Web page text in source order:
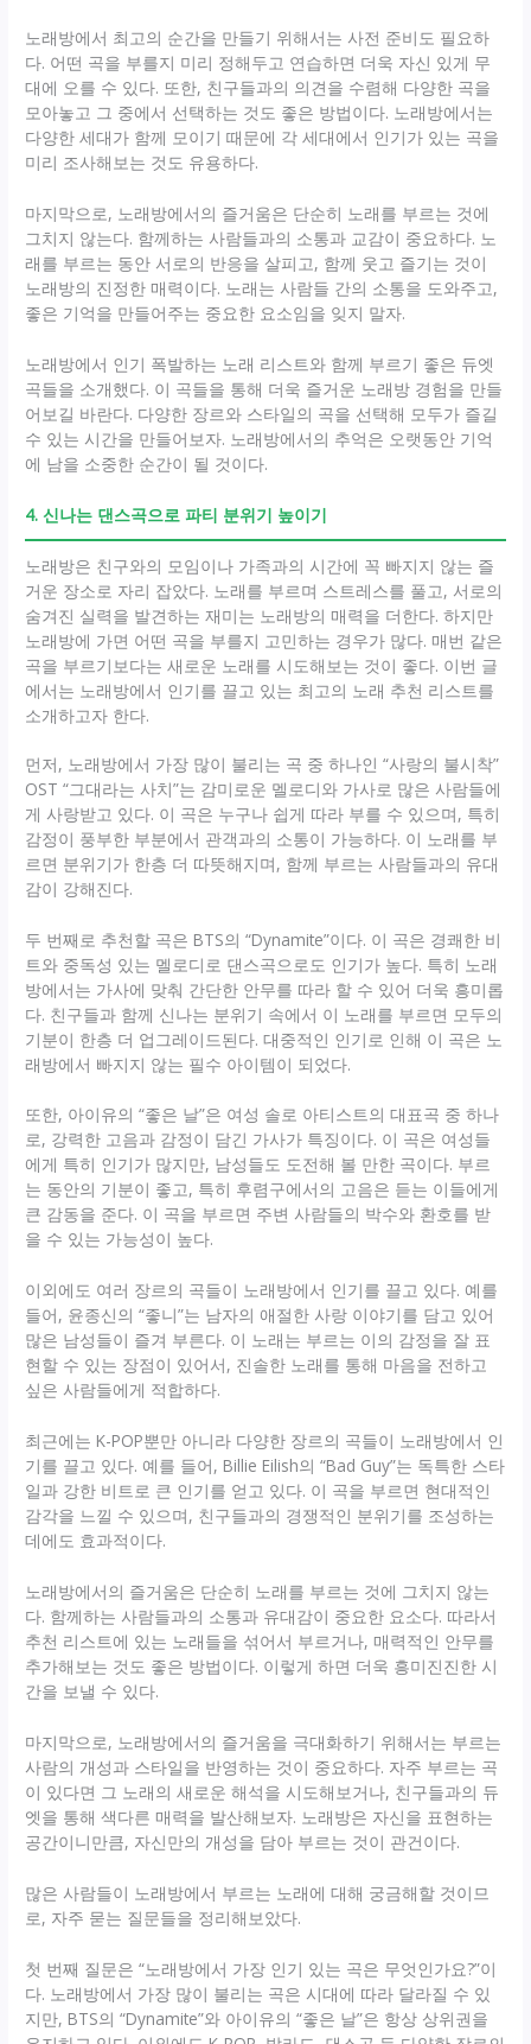
노래방에서 최고의 순간을 만들기 위해서는 사전 준비도 필요하
다. 어떤 곡을 부를지 미리 정해두고 연습하면 더욱 자신 있게 무
대에 오를 수 있다. 또한, 친구들과의 의견을 수렴해 다양한 곡을
모아놓고 그 중에서 선택하는 것도 좋은 방법이다. 노래방에서는
다양한 세대가 함께 모이기 때문에 각 세대에서 인기가 있는 곡을
미리 조사해보는 것도 유용하다.
마지막으로, 노래방에서의 즐거움은 단순히 노래를 부르는 것에
그치지 않는다. 함께하는 사람들과의 소통과 교감이 중요하다. 노
래를 부르는 동안 서로의 반응을 살피고, 함께 웃고 즐기는 것이
노래방의 진정한 매력이다. 노래는 사람들 간의 소통을 도와주고,
좋은 기억을 만들어주는 중요한 요소임을 잊지 말자.
노래방에서 인기 폭발하는 노래 리스트와 함께 부르기 좋은 듀엣
곡들을 소개했다. 이 곡들을 통해 더욱 즐거운 노래방 경험을 만들
어보길 바란다. 다양한 장르와 스타일의 곡을 선택해 모두가 즐길
수 있는 시간을 만들어보자. 노래방에서의 추억은 오랫동안 기억
에 남을 소중한 순간이 될 것이다.
4. 신나는 댄스곡으로 파티 분위기 높이기
노래방은 친구와의 모임이나 가족과의 시간에 꼭 빠지지 않는 즐
거운 장소로 자리 잡았다. 노래를 부르며 스트레스를 풀고, 서로의
숨겨진 실력을 발견하는 재미는 노래방의 매력을 더한다. 하지만
노래방에 가면 어떤 곡을 부를지 고민하는 경우가 많다. 매번 같은
곡을 부르기보다는 새로운 노래를 시도해보는 것이 좋다. 이번 글
에서는 노래방에서 인기를 끌고 있는 최고의 노래 추천 리스트를
소개하고자 한다.
먼저, 노래방에서 가장 많이 불리는 곡 중 하나인 “사랑의 불시착”
OST “그대라는 사치”는 감미로운 멜로디와 가사로 많은 사람들에
게 사랑받고 있다. 이 곡은 누구나 쉽게 따라 부를 수 있으며, 특히
감정이 풍부한 부분에서 관객과의 소통이 가능하다. 이 노래를 부
르면 분위기가 한층 더 따뜻해지며, 함께 부르는 사람들과의 유대
감이 강해진다.
두 번째로 추천할 곡은 BTS의 “Dynamite”이다. 이 곡은 경쾌한 비
트와 중독성 있는 멜로디로 댄스곡으로도 인기가 높다. 특히 노래
방에서는 가사에 맞춰 간단한 안무를 따라 할 수 있어 더욱 흥미롭
다. 친구들과 함께 신나는 분위기 속에서 이 노래를 부르면 모두의
기분이 한층 더 업그레이드된다. 대중적인 인기로 인해 이 곡은 노
래방에서 빠지지 않는 필수 아이템이 되었다.
또한, 아이유의 “좋은 날”은 여성 솔로 아티스트의 대표곡 중 하나
로, 강력한 고음과 감정이 담긴 가사가 특징이다. 이 곡은 여성들
에게 특히 인기가 많지만, 남성들도 도전해 볼 만한 곡이다. 부르
는 동안의 기분이 좋고, 특히 후렴구에서의 고음은 듣는 이들에게
큰 감동을 준다. 이 곡을 부르면 주변 사람들의 박수와 환호를 받
을 수 있는 가능성이 높다.
이외에도 여러 장르의 곡들이 노래방에서 인기를 끌고 있다. 예를
들어, 윤종신의 “좋니”는 남자의 애절한 사랑 이야기를 담고 있어
많은 남성들이 즐겨 부른다. 이 노래는 부르는 이의 감정을 잘 표
현할 수 있는 장점이 있어서, 진솔한 노래를 통해 마음을 전하고
싶은 사람들에게 적합하다.
최근에는 K-POP뿐만 아니라 다양한 장르의 곡들이 노래방에서 인
기를 끌고 있다. 예를 들어, Billie Eilish의 “Bad Guy”는 독특한 스타
일과 강한 비트로 큰 인기를 얻고 있다. 이 곡을 부르면 현대적인
감각을 느낄 수 있으며, 친구들과의 경쟁적인 분위기를 조성하는
데에도 효과적이다.
노래방에서의 즐거움은 단순히 노래를 부르는 것에 그치지 않는
다. 함께하는 사람들과의 소통과 유대감이 중요한 요소다. 따라서
추천 리스트에 있는 노래들을 섞어서 부르거나, 매력적인 안무를
추가해보는 것도 좋은 방법이다. 이렇게 하면 더욱 흥미진진한 시
간을 보낼 수 있다.
마지막으로, 노래방에서의 즐거움을 극대화하기 위해서는 부르는
사람의 개성과 스타일을 반영하는 것이 중요하다. 자주 부르는 곡
이 있다면 그 노래의 새로운 해석을 시도해보거나, 친구들과의 듀
엣을 통해 색다른 매력을 발산해보자. 노래방은 자신을 표현하는
공간이니만큼, 자신만의 개성을 담아 부르는 것이 관건이다.
많은 사람들이 노래방에서 부르는 노래에 대해 궁금해할 것이므
로, 자주 묻는 질문들을 정리해보았다.
첫 번째 질문은 “노래방에서 가장 인기 있는 곡은 무엇인가요?”이
다. 노래방에서 가장 많이 불리는 곡은 시대에 따라 달라질 수 있
지만, BTS의 “Dynamite”와 아이유의 “좋은 날”은 항상 상위권을